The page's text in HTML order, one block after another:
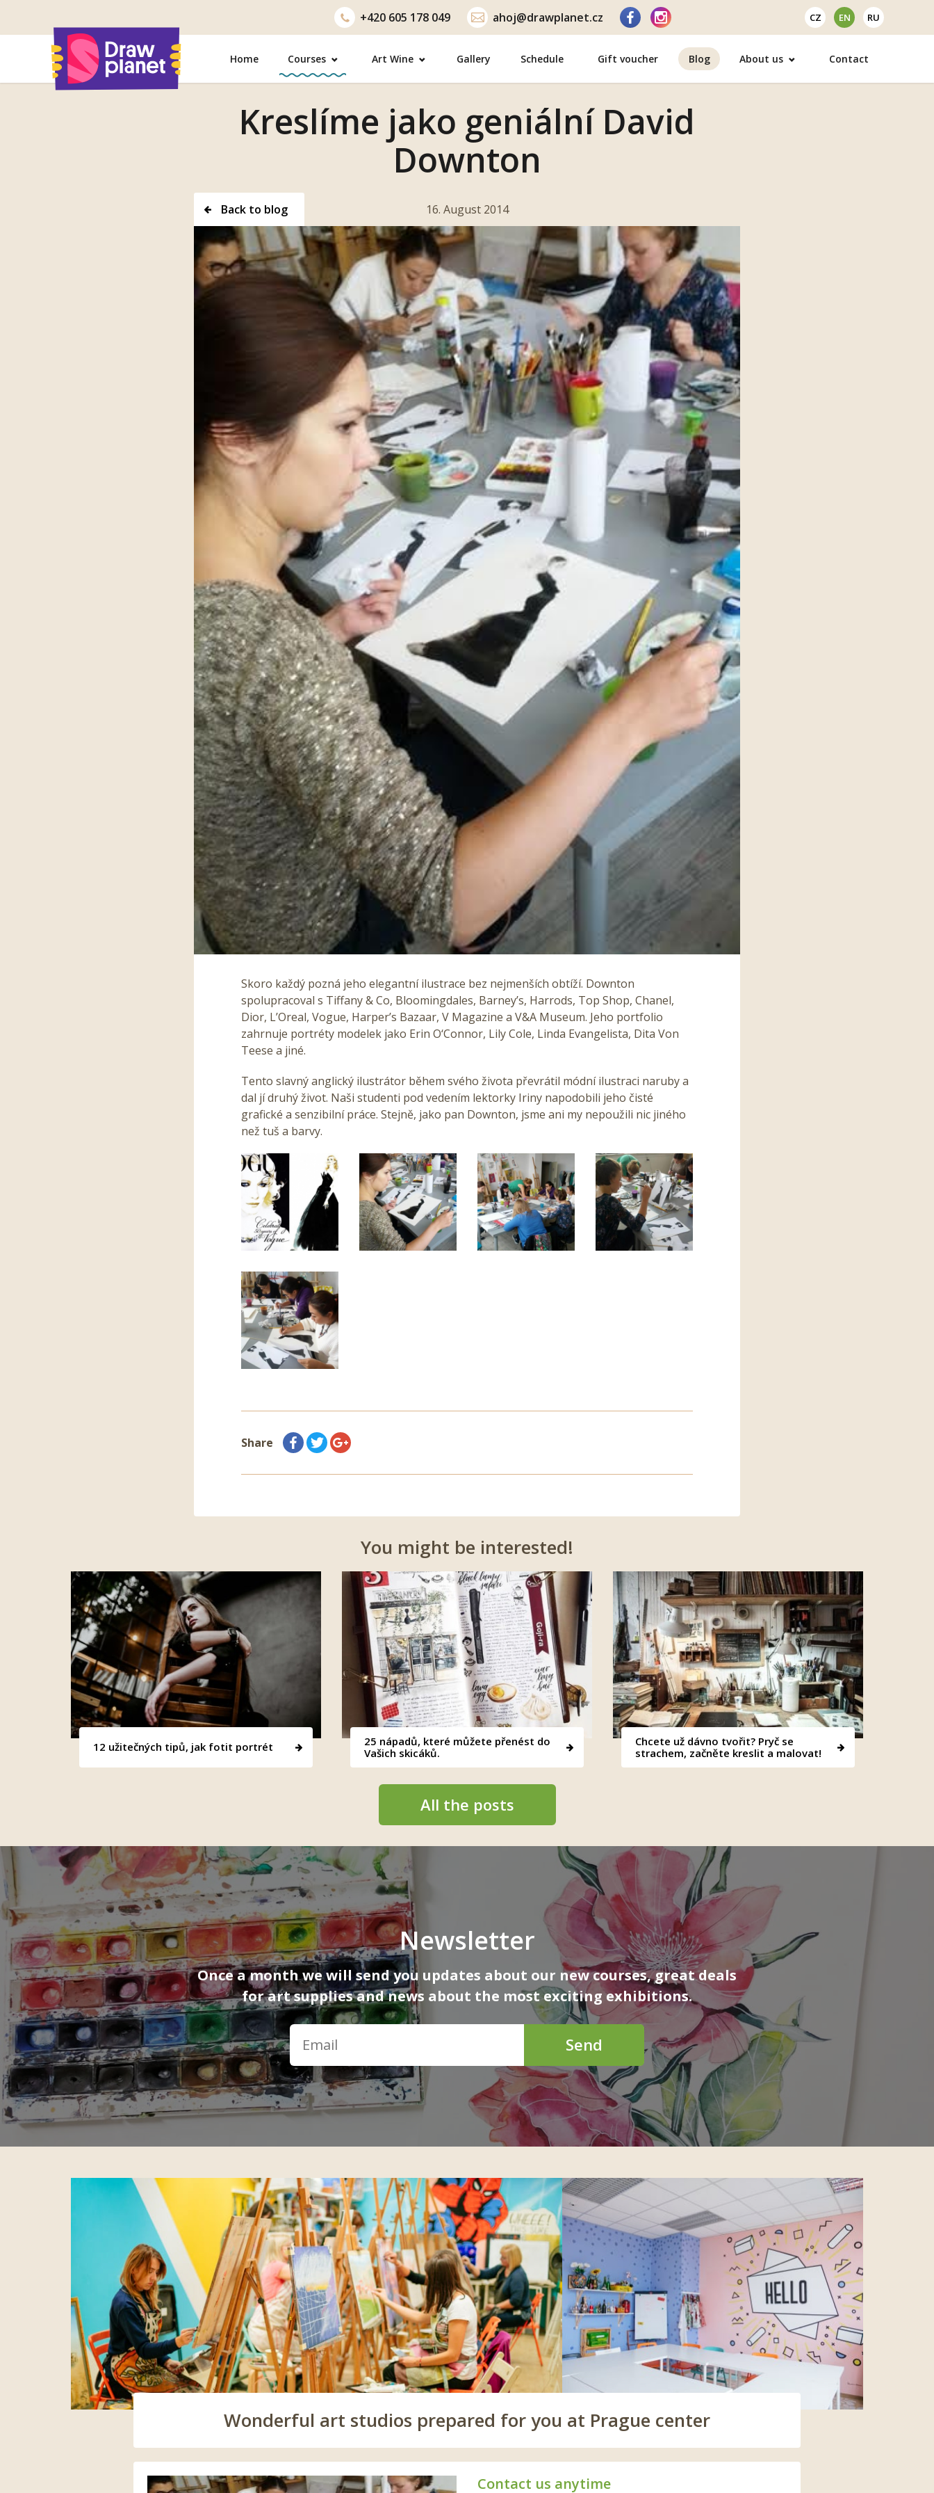
+420 605 178 049 ahoj@drawplanet.cz CZ EN RU
Home Courses Art Wine Gallery Schedule Gift voucher Blog About us Contact
Kreslíme jako geniální David
Downton
16. August 2014
Back to blog
Skoro každý pozná jeho elegantní ilustrace bez nejmenších obtíží. Downton
spolupracoval s Tiffany & Co, Bloomingdales, Barney’s, Harrods, Top Shop, Chanel,
Dior, L’Oreal, Vogue, Harper’s Bazaar, V Magazine a V&A Museum. Jeho portfolio
zahrnuje portréty modelek jako Erin O‘Connor, Lily Cole, Linda Evangelista, Dita Von
Teese a jiné.
Tento slavný anglický ilustrátor během svého života převrátil módní ilustraci naruby a
dal jí druhý život. Naši studenti pod vedením lektorky Iriny napodobili jeho čisté
grafické a senzibilní práce. Stejně, jako pan Downton, jsme ani my nepoužili nic jiného
než tuš a barvy.
Share
You might be interested!
12 užitečných tipů, jak fotit portrét
25 nápadů, které můžete přenést do
Vašich skicáků.
Chcete už dávno tvořit? Pryč se
strachem, začněte kreslit a malovat!
All the posts
Newsletter
Once a month we will send you updates about our new courses, great deals
for art supplies and news about the most exciting exhibitions.
Send
Wonderful art studios prepared for you at Prague center
Contact us anytime